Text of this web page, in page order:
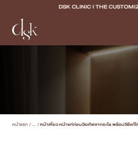
DSK CLINIC I THE
Program Filler & Lifting
หน้าแรก /... /หน้าเหี่ยว หน้าแก่ก่อนวัยเกิดจากอะไร พร้อมวิธีแก้